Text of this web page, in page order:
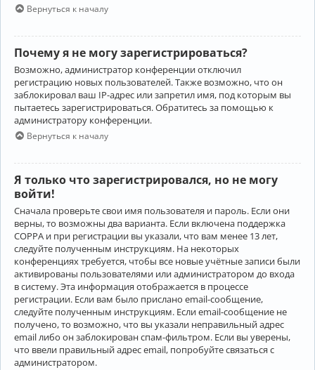
Вернуться к началу
Почему я не могу зарегистрироваться?
Возможно, администратор конференции отключил
регистрацию новых пользователей. Также возможно, что он
заблокировал ваш IP-адрес или запретил имя, под которым вы
пытаетесь зарегистрироваться. Обратитесь за помощью к
администратору конференции.
Вернуться к началу
Я только что зарегистрировался, но не могу
войти!
Сначала проверьте свои имя пользователя и пароль. Если они
верны, то возможны два варианта. Если включена поддержка
COPPA и при регистрации вы указали, что вам менее 13 лет,
следуйте полученным инструкциям. На некоторых
конференциях требуется, чтобы все новые учётные записи были
активированы пользователями или администратором до входа
в систему. Эта информация отображается в процессе
регистрации. Если вам было прислано email-сообщение,
следуйте полученным инструкциям. Если email-сообщение не
получено, то возможно, что вы указали неправильный адрес
email либо он заблокирован спам-фильтром. Если вы уверены,
что ввели правильный адрес email, попробуйте связаться с
администратором.